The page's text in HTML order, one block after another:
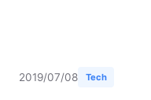
2019/07/08 Tech